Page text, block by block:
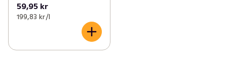
59,95 kr
199,83 kr /l